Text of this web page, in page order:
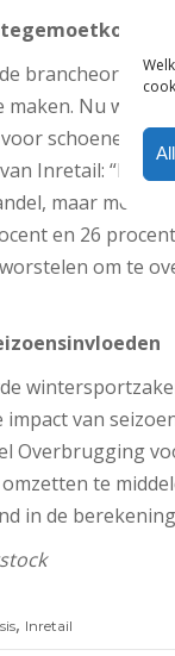
maken. Nu wordt
schoenen
Inretail: “Nu
maar mode
en 26
om te
impact van
Overbrugging
te
in de
, Inretail